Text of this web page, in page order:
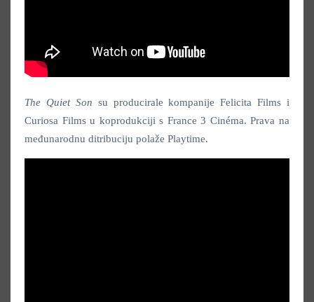
The Quiet Son su producirale kompanije Felicita Films i
Curiosa Films u koprodukciji s France 3 Cinéma. Prava na
međunarodnu ditribuciju polaže Playtime.